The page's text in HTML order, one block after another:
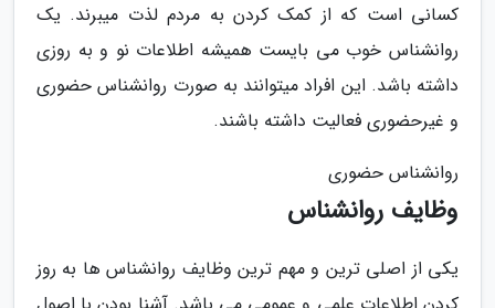
کسانی است که از کمک کردن به مردم لذت میبرند. یک
روانشناس خوب می بایست همیشه اطلاعات نو و به روزی
داشته باشد. این افراد میتوانند به صورت روانشناس حضوری
و غیرحضوری فعالیت داشته باشند.
روانشناس حضوری
وظایف روانشناس
یکی از اصلی ترین و مهم ترین وظایف روانشناس ها به روز